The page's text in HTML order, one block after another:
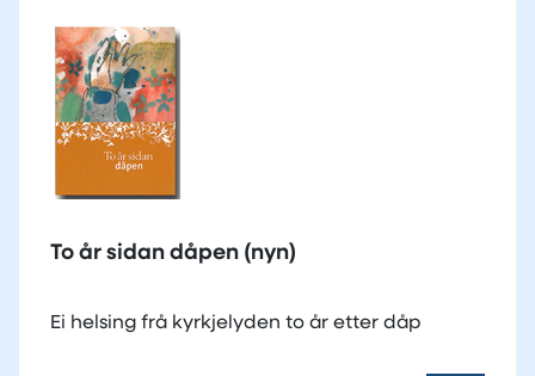
To år sidan dåpen (nyn)
Ei helsing frå kyrkjelyden to år etter dåp